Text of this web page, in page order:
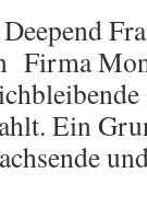
Firma
Ein